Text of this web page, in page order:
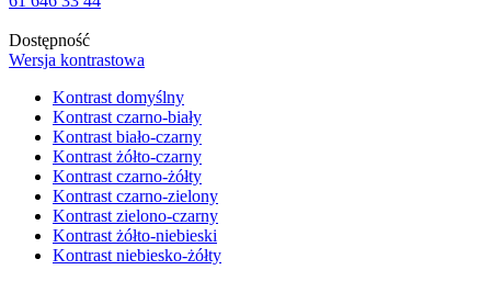
Dostępność
Wersja kontrastowa
Kontrast domyślny
Kontrast czarno-biały
Kontrast biało-czarny
Kontrast żółto-czarny
Kontrast czarno-żółty
Kontrast czarno-zielony
Kontrast zielono-czarny
Kontrast żółto-niebieski
Kontrast niebiesko-żółty